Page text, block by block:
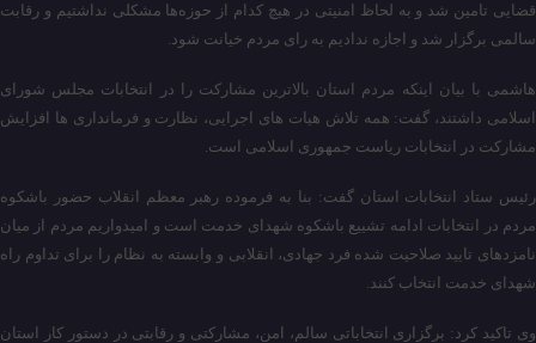
قضایی تامین شد و به لحاظ امنیتی در هیچ کدام از حوزه‌ها مشکلی نداشتیم و رقابت
سالمی برگزار شد و اجازه ندادیم به رای مردم خیانت شود.
هاشمی با بیان اینکه مردم استان بالاترین مشارکت را در انتخابات مجلس شورای
اسلامی داشتند، گفت: همه تلاش هیات های اجرایی، نظارت و فرمانداری ها افزایش
مشارکت در انتخابات ریاست جمهوری اسلامی است.
رئیس ستاد انتخابات استان گفت: بنا به فرموده رهبر معظم انقلاب حضور باشکوه
مردم در انتخابات ادامه تشییع باشکوه شهدای خدمت است و امیدواریم مردم از میان
نامزدهای تایید صلاحیت شده فرد جهادی، انقلابی و وابسته به نظام را برای تداوم راه
شهدای خدمت انتخاب کنند.
وی تاکید کرد: برگزاری انتخاباتی سالم، امن، مشارکتی و رقابتی در دستور کار استان